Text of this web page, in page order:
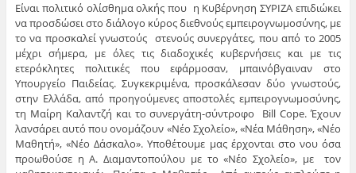
Είναι πολιτικό ολίσθημα ολκής που η Κυβέρνηση ΣΥΡΙΖΑ επιδιώκει
να προσδώσει στο διάλογο κύρος διεθνούς εμπειρογνωμοσύνης, με
το να προσκαλεί γνωστούς στενούς συνεργάτες, που από το 2005
μέχρι σήμερα, με όλες τις διαδοχικές κυβερνήσεις και με τις
ετερόκλητες πολιτικές που εφάρμοσαν, μπαινόβγαιναν στο
Υπουργείο Παιδείας. Συγκεκριμένα, προσκάλεσαν δύο γνωστούς,
στην Ελλάδα, από προηγούμενες αποστολές εμπειρογνωμοσύνης,
τη Μαίρη Καλαντζή και το συνεργάτη-σύντροφο Bill Cope. Έχουν
λανσάρει αυτό που ονομάζουν «Νέο Σχολείο», «Νέα Μάθηση», «Νέο
Μαθητή», «Νέο Δάσκαλο». Υποθέτουμε μας έρχονται στο νου όσα
προωθούσε η Α. Διαμαντοπούλου με το «Νέο Σχολείο», με τον